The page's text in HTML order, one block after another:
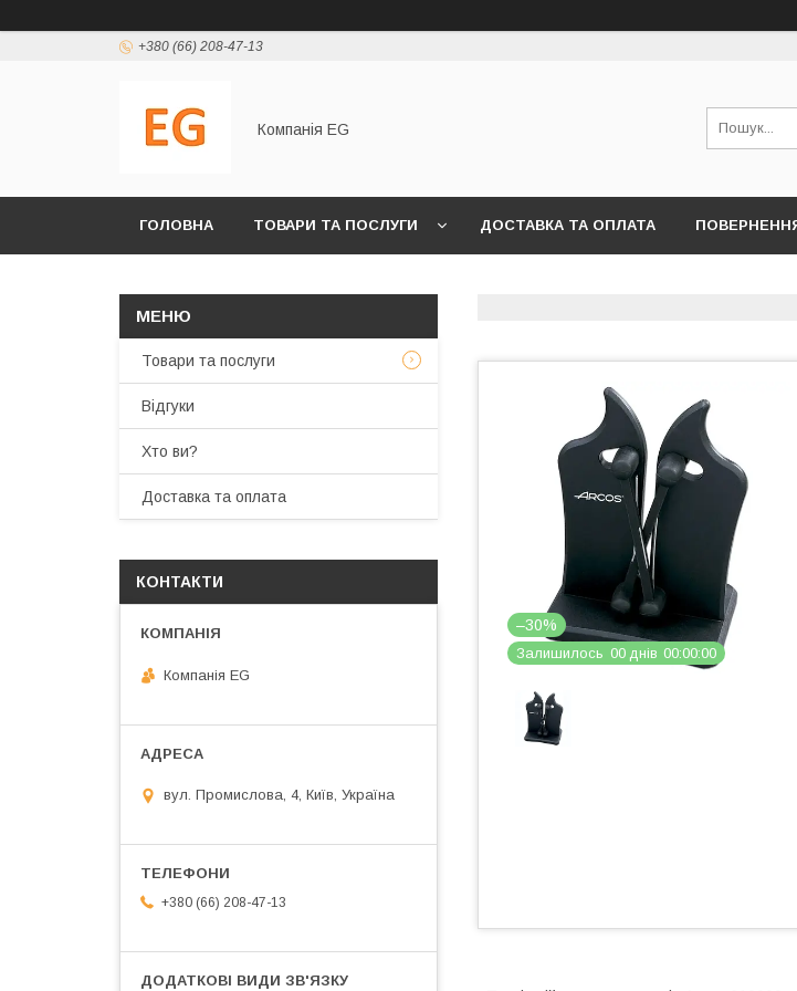
+380 (66) 208-47-13
Компанія EG
ГОЛОВНА ТОВАРИ ТА ПОСЛУГИ ДОСТАВКА ТА ОПЛАТА
–30%
Залишилось 00 днів 00 00 00
Товари та послуги
Відгуки
Хто ви?
Доставка та оплата
КОНТАКТИ
Компанія EG
вул. Промислова, 4, Київ, Україна
+380 (66) 208-47-13